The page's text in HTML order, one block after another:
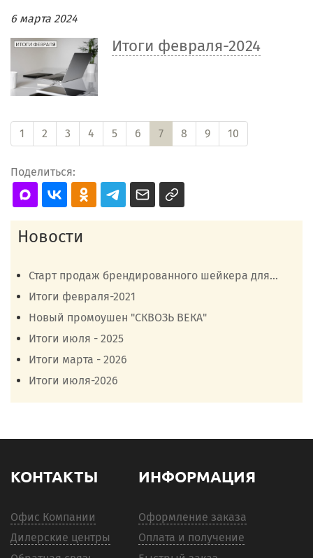
6 марта 2024
Итоги февраля-2024
1 2 3 4 5 6 7 8 9 10
Поделиться:
Новости
Старт продаж брендированного шейкера для...
Итоги февраля-2021
Новый промоушен "СКВОЗЬ ВЕКА"
Итоги июля - 2025
Итоги марта - 2026
Итоги июля-2026
КОНТАКТЫ
Офис Компании
Дилерские центры
ИНФОРМАЦИЯ
Оформление заказа
Оплата и получение